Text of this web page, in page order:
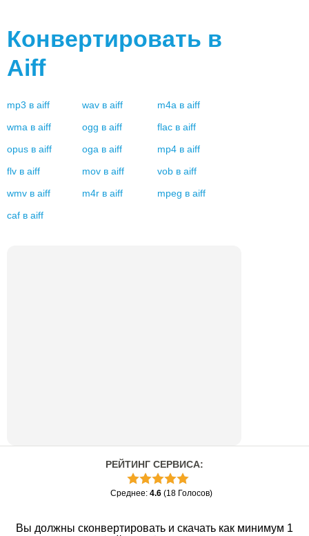
Конвертировать в
Aiff
mp3 в aiff wav в aiff m4a в aiff
wma в aiff ogg в aiff flac в aiff
opus в aiff oga в aiff mp4 в aiff
flv в aiff mov в aiff vob в aiff
wmv в aiff m4r в aiff mpeg в aiff
caf в aiff
РЕЙТИНГ СЕРВИСА:
Среднее: 4.6 (18 Голосов)
Вы должны сконвертировать и скачать как минимум 1